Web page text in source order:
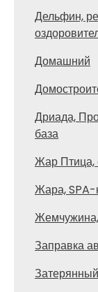
Дельфин,
Домашний
Дриада,
база
Жар Птица,
Жара, SPA-
Заправка